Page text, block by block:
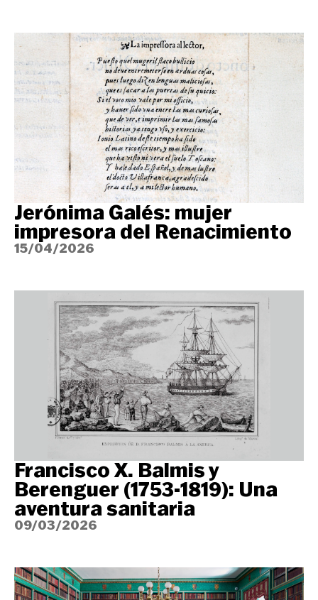
Jerónima Galés: mujer
impresora del Renacimiento
15/04/2026
Francisco X. Balmis y
Berenguer (1753-1819): Una
aventura sanitaria
09/03/2026